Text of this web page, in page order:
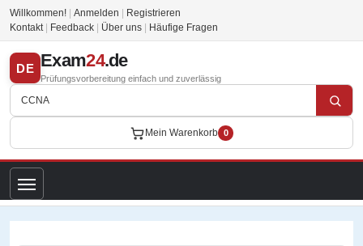
Willkommen! Anmelden
Registrieren
Kontakt
Feedback Über uns Häufige Fragen
DE Exam24.de
Prüfungsvorbereitung einfach und zuverlässig
Mein Warenkorb 0